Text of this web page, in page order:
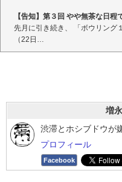
【告知】第３回 やや無茶な日
先月に引き続き、 「ボウリング
（22日…
増
渋滞とホシブドウが
プロフィール
Facebook